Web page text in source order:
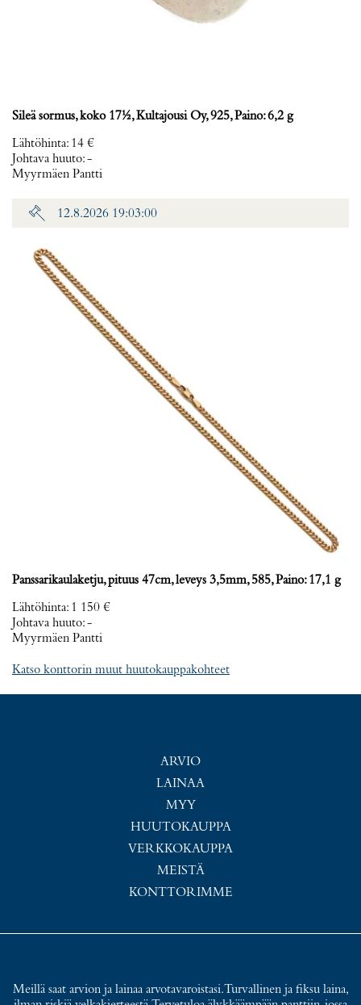
Sileä sormus, koko 17½, Kultajousi Oy, 925, Paino: 6,2 g
Lähtöhinta: 14 €
Johtava huuto:-
Myyrmäen Pantti
12.8.2026 19:03:00
Panssarikaulaketju, pituus 47cm, leveys 3,5mm, 585, Paino: 17,1 g
Lähtöhinta: 1 150 €
Johtava huuto:-
Myyrmäen Pantti
Katso konttorin muut huutokauppakohteet
ARVIO
LAINAA
MYY
HUUTOKAUPPA
VERKKOKAUPPA
MEISTÄ
KONTTORIMME
Meillä saat arvion ja lainaa arvotavaroistasi. Turvallinen ja fiksu laina,